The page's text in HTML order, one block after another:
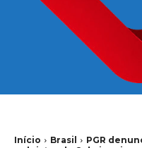
Início Brasil
PGR